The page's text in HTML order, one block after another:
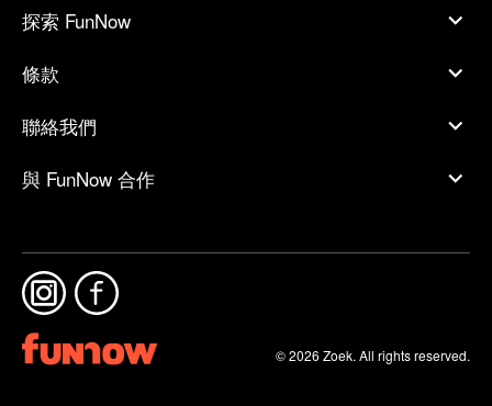
探索 FunNow
條款
聯絡我們
與 FunNow 合作
© 2026 Zoek. All rights reserved.